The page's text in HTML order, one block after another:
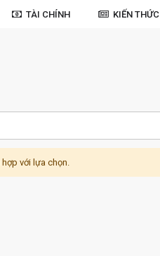
TÀI CHÍNH KIẾN THỨC
với lựa chọn.